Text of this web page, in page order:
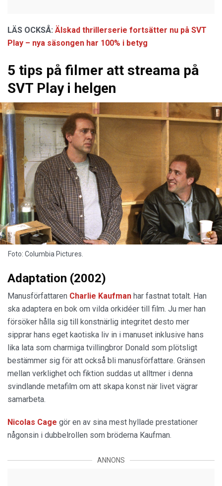
LÄS OCKSÅ: Älskad thrillerserie fortsätter nu på SVT
Play – nya säsongen har 100% i betyg
5 tips på filmer att streama på
SVT Play i helgen
Foto: Columbia Pictures.
Adaptation (2002)
Manusförfattaren Charlie Kaufman har fastnat totalt. Han
ska adaptera en bok om vilda orkidéer till film. Ju mer han
försöker hålla sig till konstnärlig integritet desto mer
sipprar hans eget kaotiska liv in i manuset inklusive hans
lika lata som charmiga tvillingbror Donald som plötsligt
bestämmer sig för att också bli manusförfattare. Gränsen
mellan verklighet och fiktion suddas ut alltmer i denna
svindlande metafilm om att skapa konst när livet vägrar
samarbeta.
Nicolas Cage gör en av sina mest hyllade prestationer
någonsin i dubbelrollen som bröderna Kaufman.
ANNONS